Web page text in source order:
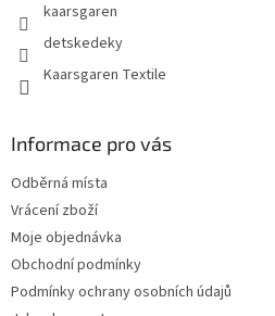
kaarsgaren
detskedeky
Kaarsgaren Textile
Informace pro vás
Odběrná místa
Vrácení zboží
Moje objednávka
Obchodní podmínky
Podmínky ochrany osobních údajů